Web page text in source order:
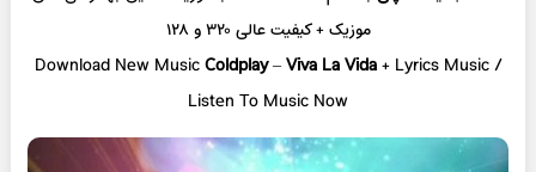
موزیک + کیفیت عالی ۳۲۰ و ۱۲۸
Download New MusicColdplay–Viva La Vida+ Lyrics Music /
Listen To Music Now